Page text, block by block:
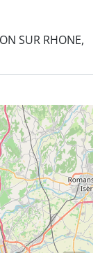
SUR RHONE,